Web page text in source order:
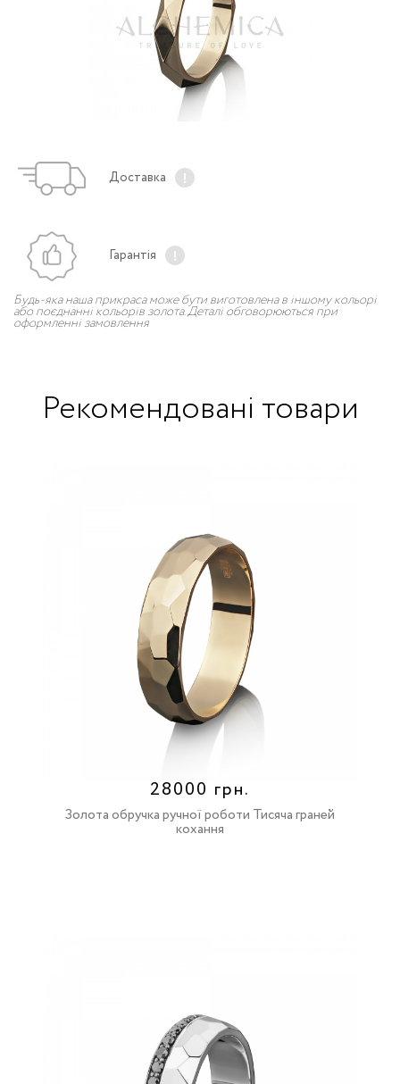
Доставка
Гарантія
Будь-яка наша прикраса може бути виготовлена в іншому кольорі
або поєднанні кольорів золота. Деталі обговорюються при
оформленні замовлення
Рекомендовані товари
28000 грн.
Золота обручка ручної роботи Тисяча граней
кохання